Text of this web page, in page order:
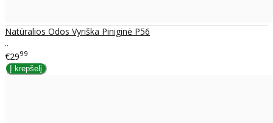
Natūralios Odos Vyriška Piniginė P56
..
€2999